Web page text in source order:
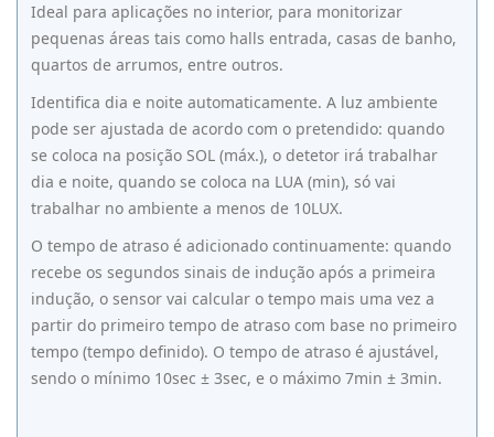
Ideal para aplicações no interior, para monitorizar
pequenas áreas tais como halls entrada, casas de banho,
quartos de arrumos, entre outros.
Identifica dia e noite automaticamente. A luz ambiente
pode ser ajustada de acordo com o pretendido: quando
se coloca na posição SOL (máx.), o detetor irá trabalhar
dia e noite, quando se coloca na LUA (min), só vai
trabalhar no ambiente a menos de 10LUX.
O tempo de atraso é adicionado continuamente: quando
recebe os segundos sinais de indução após a primeira
indução, o sensor vai calcular o tempo mais uma vez a
partir do primeiro tempo de atraso com base no primeiro
tempo (tempo definido). O tempo de atraso é ajustável,
sendo o mínimo 10sec ± 3sec, e o máximo 7min ± 3min.